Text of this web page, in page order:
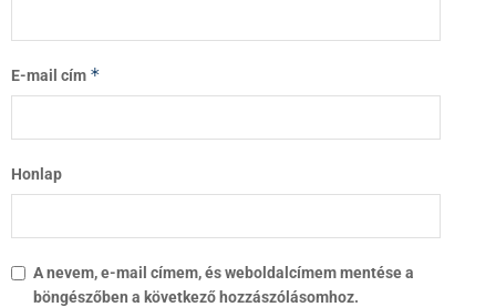
E-mail cím *
Honlap
A nevem, e-mail címem, és weboldalcímem mentése a
böngészőben a következő hozzászólásomhoz.